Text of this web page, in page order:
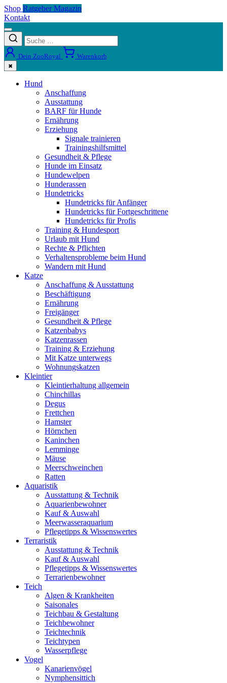
Shop Ratgeber Magazin
Kontakt
Dein ZooRoyal Warenkorb
✖
Hund
Anschaffung
Ausstattung
BARF für Hunde
Ernährung
Erziehung
Signale trainieren
Trainingshilfsmittel
Gesundheit & Pflege
Hunde im Einsatz
Hundewelpen
Hunderassen
Hundetricks
Hundetricks für Anfänger
Hundetricks für Fortgeschrittene
Hundetricks für Profis
Training & Hundesport
Urlaub mit Hund
Rechte & Pflichten
Verhaltensprobleme beim Hund
Wandern mit Hund
Katze
Anschaffung & Ausstattung
Beschäftigung
Ernährung
Freigänger
Gesundheit & Pflege
Katzenbabys
Katzenrassen
Training & Erziehung
Mit Katze unterwegs
Wohnungskatzen
Kleintier
Kleintierhaltung allgemein
Chinchillas
Degus
Frettchen
Hamster
Hörnchen
Kaninchen
Lemminge
Mäuse
Meerschweinchen
Ratten
Aquaristik
Ausstattung & Technik
Aquarienbewohner
Kauf & Auswahl
Meerwasseraquarium
Pflegetipps & Wissenswertes
Terraristik
Ausstattung & Technik
Kauf & Auswahl
Pflegetipps & Wissenswertes
Terrarienbewohner
Teich
Algen & Krankheiten
Saisonales
Teichbau & Gestaltung
Teichbewohner
Teichtechnik
Teichtypen
Wasserpflege
Vogel
Kanarienvögel
Nymphensittich